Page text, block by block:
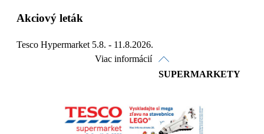
Akciový leták
Tesco Hypermarket 5.8. - 11.8.2026.
Viac informácií
SUPERMARKETY